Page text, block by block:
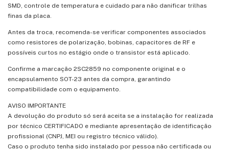
SMD, controle de temperatura e cuidado para não danificar trilhas
finas da placa.
Antes da troca, recomenda-se verificar componentes associados
como resistores de polarização, bobinas, capacitores de RF e
possíveis curtos no estágio onde o transistor está aplicado.
Confirme a marcação 2SC2859 no componente original e o
encapsulamento SOT-23 antes da compra, garantindo
compatibilidade com o equipamento.
AVISO IMPORTANTE
A devolução do produto só será aceita se a instalação for realizada
por técnico CERTIFICADO e mediante apresentação de identificação
profissional (CNPJ, MEI ou registro técnico válido).
Caso o produto tenha sido instalado por pessoa não certificada ou